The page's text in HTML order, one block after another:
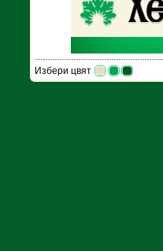
Избери цвят